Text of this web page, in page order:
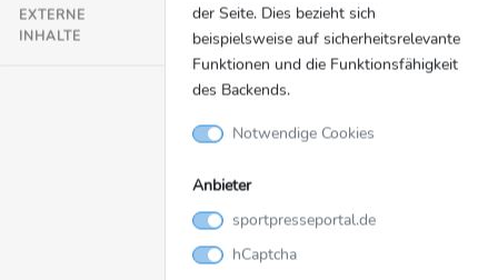
EXTERNE
INHALTE
der Seite. Dies bezieht sich
beispielsweise auf sicherheitsrelevante
Funktionen und die Funktionsfähigkeit
des Backends.
Notwendige Cookies
Anbieter
sportpresseportal.de
hCaptcha